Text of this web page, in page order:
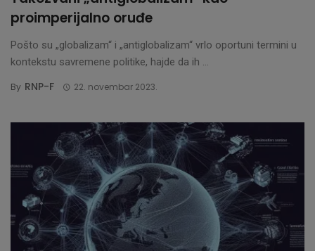
proimperijalno oruđe
Pošto su „globalizam“ i „antiglobalizam“ vrlo oportuni termini u
kontekstu savremene politike, hajde da ih ...
By RNP-F 22. novembar 2023.